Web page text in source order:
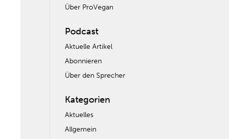
Über ProVegan
Podcast
Aktuelle Artikel
Abonnieren
Über den Sprecher
Kategorien
Aktuelles
Allgemein